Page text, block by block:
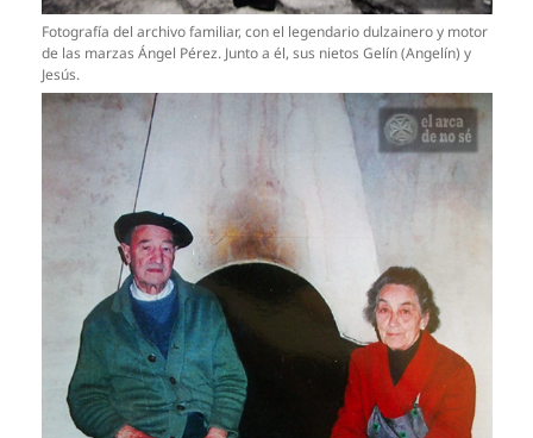
Fotografía del archivo familiar, con el legendario dulzainero y motor
de las marzas Ángel Pérez. Junto a él, sus nietos Gelín (Angelín) y
Jesús.